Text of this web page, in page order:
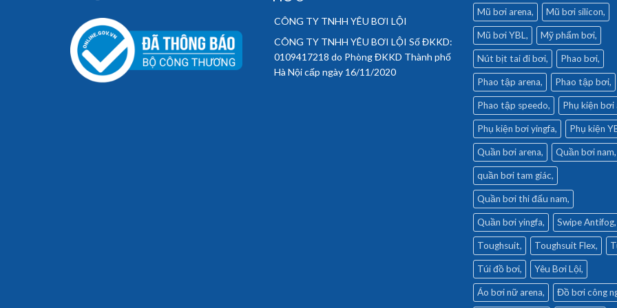
CÔNG TY TNHH YÊU BƠI LỘI
CÔNG TY TNHH YÊU BƠI LỘI Số ĐKKD:
0109417218 do Phòng ĐKKD Thành phố
Hà Nội cấp ngày 16/11/2020
Mũ bơi arena Mũ bơi silicon
Mũ bơi YBL Mỹ phẩm bơi
Nút bịt tai đi bơi Phao bơi
Phao tập arena Phao tập bơi
Phao tập speedo Phụ kiện bơi
Phụ kiện bơi yingfa Phụ kiện
Quần bơi arena Quần bơi nam
quần bơi tam giác
Quần bơi thi đấu nam
Quần bơi yingfa Swipe Antifog
Toughsuit Toughsuit Flex
Túi đồ bơi Yêu Bơi Lội
Áo bơi nữ arena Đồ bơi công